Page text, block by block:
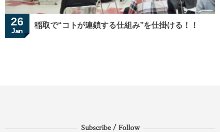
26
Jan
稲取で“コトが連鎖する仕組み”を仕掛ける！！
Subscribe / Follow